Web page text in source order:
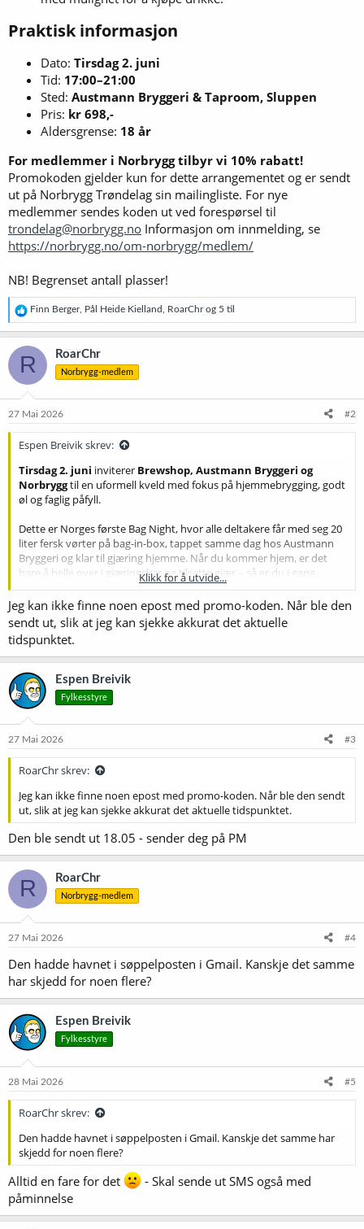
Praktisk informasjon​
Dato: Tirsdag 2. juni
Tid: 17:00–21:00
Sted: Austmann Bryggeri & Taproom, Sluppen
Pris: kr 698,-
Aldersgrense: 18 år
For medlemmer i Norbrygg tilbyr vi 10% rabatt!
Promokoden gjelder kun for dette arrangementet og er sendt
ut på Norbrygg Trøndelag sin mailingliste. For nye
medlemmer sendes koden ut ved forespørsel til
trondelag@norbrygg.no Informasjon om innmelding, se
https://norbrygg.no/om-norbrygg/medlem/
NB! Begrenset antall plasser!
R
e
a
k
s
j
o
e
Finn Berger, Pål Heide Kielland RoarChrog 5 til
R RoarChr
Norbrygg-medlem
27 Mai 2026 #2
Espen Breivik skrev:
Tirsdag 2. juni inviterer Brewshop, Austmann Bryggeri og
Norbryggtil en uformell kveld med fokus på hjemmebrygging, godt
øl og faglig påfyll.
Dette er Norges første Bag Night, hvor alle deltakere får med seg 20
liter fersk vørter på bag-in-box, tappet samme dag hos Austmann
Bryggeri og klar til gjæring hjemme. Når du kommer hjem, er det
bare å helle over i gjæringskar og tilsette gjær – så er du i gang.
Kvelden markerer også lanseringen av et helt nytt produkt: Bayer
20L Fresh Wort Kit. Som deltaker blir du blant de aller første som får
muligheten til å gjære ferdig dette ølet hjemme.
Ølet som brygges for denne dagen er en klassisk Bayer, brygget hos
Austmann etter oppskrift fra Espen Breivik, leder i Norbrygg
Trøndelag.
Dette er inkludert i billetten​
Velkomstdrikke
Omvisning hos Austmann Bryggeri
Innsikt i oppskrift, råvarer og prosessen bak Bayer-ølet
20L Bayer Fresh Wort Kit på bag-in-box (verdi kr 749,-)
En sosial kveld med andre ølentusiaster
Taproom hos Austmann holder åpent gjennom kvelden, med
mulighet for å kjøpe drikke.
Praktisk informasjon​
Dato:Tirsdag 2. juni
Tid:17:00–21:00
Sted:Austmann Bryggeri & Taproom, Sluppen
Pris:
For medlemmer i Norbrygg tilbyr vi 10% rabatt!
Promokoden gjelder kun for dette arrangementet og er sendt ut på
Norbrygg Trøndelag sin mailingliste. For nye medlemmer sendes
koden ut ved forespørsel til
om innmelding, sehttps://norbrygg.no/om-norbrygg/medlem/
NB! Begrenset antall plasser!
Klikk for å utvide...
Jeg kan ikke finne noen epost med promo-koden. Når ble den
sendt ut, slik at jeg kan sjekke akkurat det aktuelle
tidspunktet.
Espen Breivik
Fylkesstyre
27 Mai 2026 #3
RoarChr skrev:
Jeg kan ikke finne noen epost med promo-koden. Når ble den sendt
ut, slik at jeg kan sjekke akkurat det aktuelle tidspunktet.
Den ble sendt ut 18.05 - sender deg på PM
R RoarChr
Norbrygg-medlem
27 Mai 2026 #4
Den hadde havnet i søppelposten i Gmail. Kanskje det samme
har skjedd for noen flere?
Espen Breivik
Fylkesstyre
28 Mai 2026 #5
RoarChr skrev:
Den hadde havnet i søppelposten i Gmail. Kanskje det samme har
skjedd for noen flere?
Alltid en fare for det
- Skal sende ut SMS også med
påminnelse